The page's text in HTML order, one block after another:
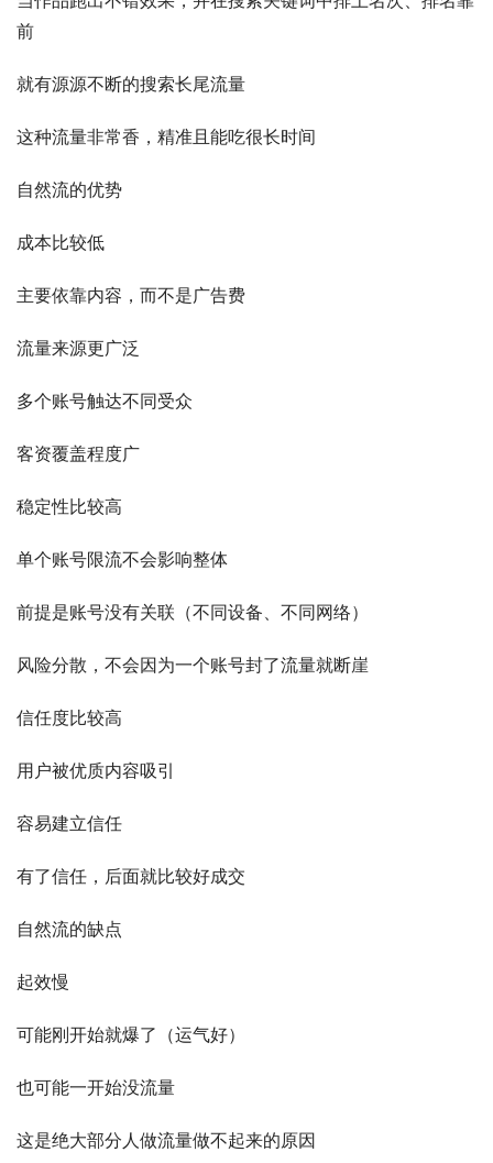
前
就有源源不断的搜索长尾流量
这种流量非常香，精准且能吃很长时间
自然流的优势
成本比较低
主要依靠内容，而不是广告费
流量来源更广泛
多个账号触达不同受众
客资覆盖程度广
稳定性比较高
单个账号限流不会影响整体
前提是账号没有关联（不同设备、不同网络）
风险分散，不会因为一个账号封了流量就断崖
信任度比较高
用户被优质内容吸引
容易建立信任
有了信任，后面就比较好成交
自然流的缺点
起效慢
可能刚开始就爆了（运气好）
也可能一开始没流量
这是绝大部分人做流量做不起来的原因